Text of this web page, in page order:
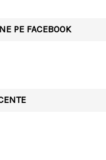
PE FACEBOOK